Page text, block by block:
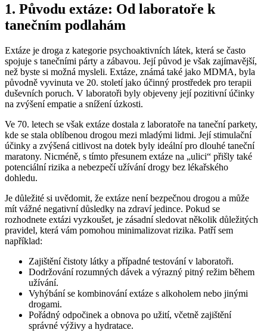
1. Původu extáze: Od laboratoře k
tanečním podlahám
Extáze je droga z kategorie psychoaktivních látek, která se často
spojuje s tanečními párty a zábavou. Její původ je však zajímavější,
než byste si možná mysleli. Extáze, známá také jako MDMA, byla
původně vyvinuta ve 20. století jako účinný prostředek pro terapii
duševních poruch. V laboratoři byly objeveny její pozitivní účinky
na zvýšení empatie a snížení úzkosti.
Ve 70. letech se však extáze dostala z laboratoře na taneční parkety,
kde se stala oblíbenou drogou mezi mladými lidmi. Její stimulační
účinky a zvýšená citlivost na dotek byly ideální pro dlouhé taneční
maratony. Nicméně, s tímto přesunem extáze na „ulici“ přišly také
potenciální rizika a nebezpečí užívání drogy bez lékařského
dohledu.
Je důležité si uvědomit, že extáze není bezpečnou drogou a může
mít vážné negativní důsledky na zdraví jedince. Pokud se
rozhodnete extázi vyzkoušet, je zásadní sledovat několik důležitých
pravidel, která vám pomohou minimalizovat rizika. Patří sem
například:
Zajištění čistoty látky a případné testování v laboratoři.
Dodržování rozumných dávek a výrazný pitný režim během
užívání.
Vyhýbání se kombinování extáze s alkoholem nebo jinými
drogami.
Pořádný odpočinek a obnova po užití, včetně zajištění
správné výživy a hydratace.